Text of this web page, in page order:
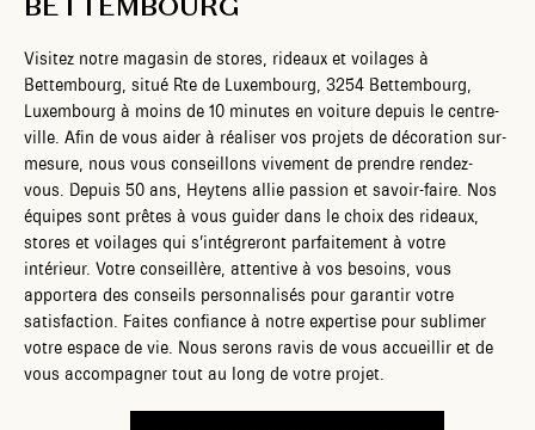
Visitez notre magasin de stores, rideaux et voilages à
Bettembourg, situé Rte de Luxembourg, 3254 Bettembourg,
Luxembourg à moins de 10 minutes en voiture depuis le centre-
ville. Afin de vous aider à réaliser vos projets de décoration sur-
mesure, nous vous conseillons vivement de prendre rendez-
vous. Depuis 50 ans, Heytens allie passion et savoir-faire. Nos
équipes sont prêtes à vous guider dans le choix des rideaux,
stores et voilages qui s’intégreront parfaitement à votre
intérieur. Votre conseillère, attentive à vos besoins, vous
apportera des conseils personnalisés pour garantir votre
satisfaction. Faites confiance à notre expertise pour sublimer
votre espace de vie. Nous serons ravis de vous accueillir et de
vous accompagner tout au long de votre projet.